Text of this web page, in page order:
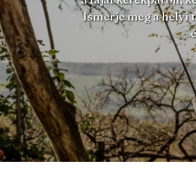
Ismerje meg a helyi